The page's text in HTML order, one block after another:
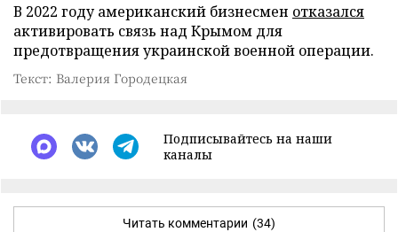
В 2022 году американский бизнесмен отказался
активировать связь над Крымом для
предотвращения украинской военной операции.
Текст: Валерия Городецкая
Подписывайтесь на наши
каналы
Читать комментарии (34)